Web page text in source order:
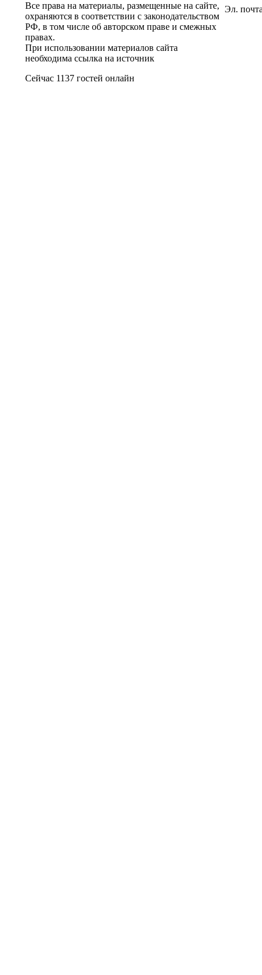
Все права на материалы, размещенные на сайте,
охраняются в соответствии с законодательством
РФ, в том числе об авторском праве и смежных
правах.
При использовании материалов сайта
необходима ссылка на источник
Сейчас 1137 гостей онлайн
Эл.